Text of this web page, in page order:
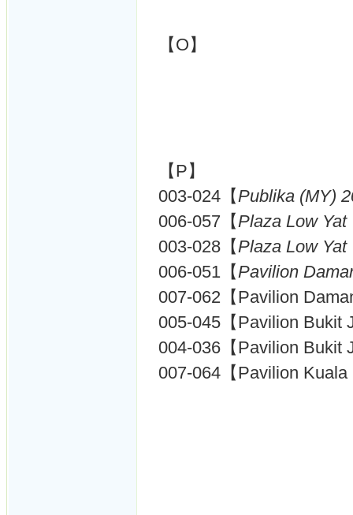
【O】
【P】
003-024【Publika (MY)
006-057【Plaza Low
003-028【Plaza Low
006-051【Pavilion
007-062【Pavilion
005-045【Pavilion Bukit
004-036【Pavilion Bukit
007-064【Pavilion